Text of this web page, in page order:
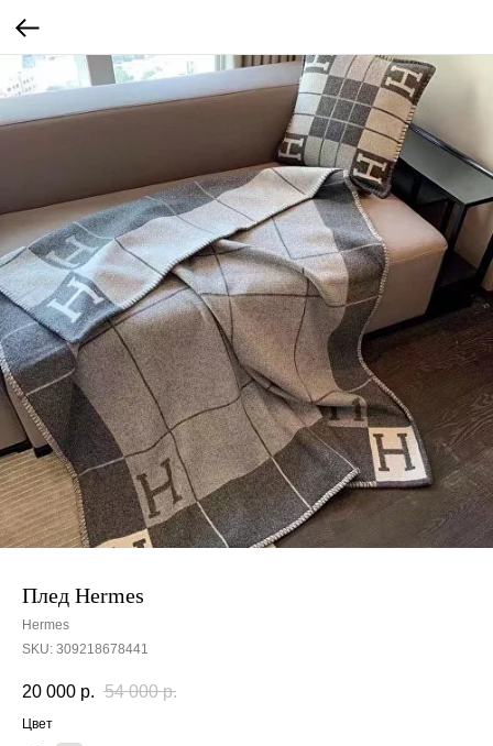
Плед Hermes
Hermes
SKU: 309218678441
20 000 р. 54 000 р.
Цвет